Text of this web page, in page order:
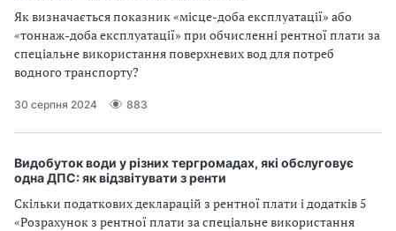
Як визначається показник «місце-доба експлуатації» або
«тоннаж-доба експлуатації» при обчисленні рентної плати за
спеціальне використання поверхневих вод для потреб
водного транспорту?
30 серпня 2024 883
Видобуток води у різних тергромадах, які обслуговує
одна ДПС: як відзвітувати з ренти
Скільки податкових декларацій з рентної плати і додатків 5
«Розрахунок з рентної плати за спеціальне використання